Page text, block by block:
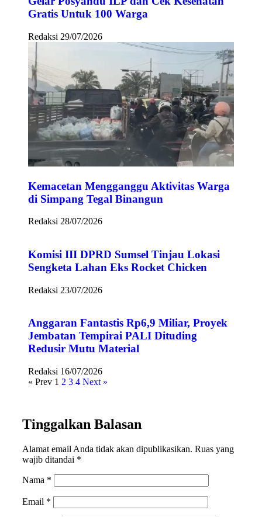
Gratis Untuk 100 Warga
Redaksi 29/07/2026
Kemacetan Mengganggu Aktivitas Warga
di Simpang Tegal Binangun
Redaksi 28/07/2026
Komisi III DPRD Sumsel Tinjau Lokasi
Sengketa Lahan Eks Rocket Chicken
Redaksi 23/07/2026
Anggaran Fantastis Rp6,9 Miliar, Proyek
Jembatan Tempirai PALI Dituding
Redusir Mutu Material
Redaksi 16/07/2026
« Prev 1 2 3 4 Next »
Tinggalkan Balasan
Alamat email Anda tidak akan dipublikasikan. Ruas yang
wajib ditandai *
Nama *
Email *